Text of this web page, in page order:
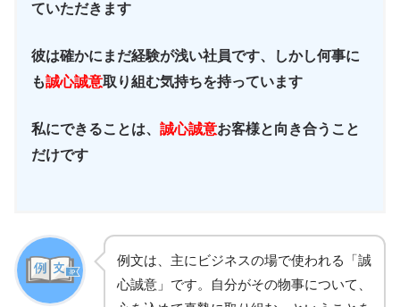
ていただきます
彼は確かにまだ経験が浅い社員です、しかし何事に
も誠心誠意取り組む気持ちを持っています
私にできることは、 誠心誠意お客様と向き合うこと
だけです
例文は、主にビジネスの場で使われる「誠
心誠意」です。自分がその物事について、